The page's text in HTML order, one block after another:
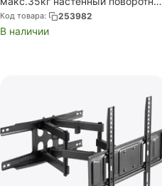
выдвижной и наклонный (UM878)
Код товара: 253982
В наличии